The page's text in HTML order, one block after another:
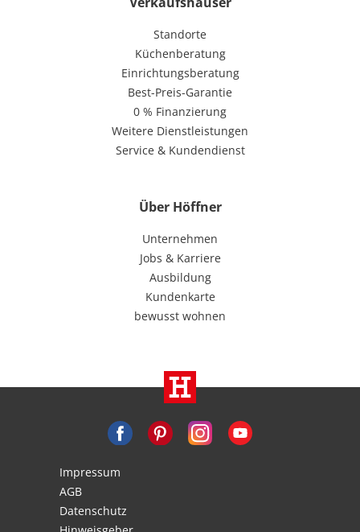
Standorte
Küchenberatung
Einrichtungsberatung
Best-Preis-Garantie
0 % Finanzierung
Weitere Dienstleistungen
Service & Kundendienst
Über Höffner
Unternehmen
Jobs & Karriere
Ausbildung
Kundenkarte
bewusst wohnen
Impressum
AGB
Datenschutz